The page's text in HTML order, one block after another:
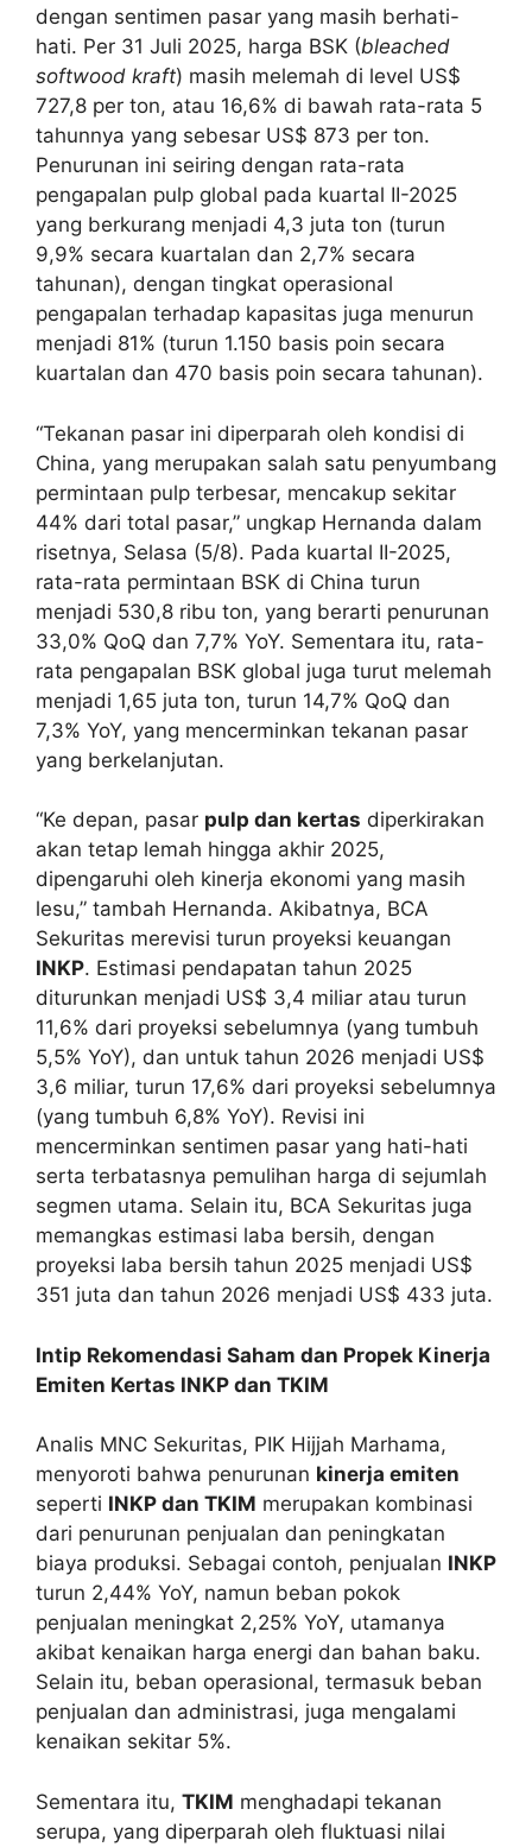
dengan sentimen pasar yang masih berhati-
hati. Per 31 Juli 2025, harga BSK (bleached
softwood kraft) masih melemah di level US$
727,8 per ton, atau 16,6% di bawah rata-rata 5
tahunnya yang sebesar US$ 873 per ton.
Penurunan ini seiring dengan rata-rata
pengapalan pulp global pada kuartal II-2025
yang berkurang menjadi 4,3 juta ton (turun
9,9% secara kuartalan dan 2,7% secara
tahunan), dengan tingkat operasional
pengapalan terhadap kapasitas juga menurun
menjadi 81% (turun 1.150 basis poin secara
kuartalan dan 470 basis poin secara tahunan).
“Tekanan pasar ini diperparah oleh kondisi di
China, yang merupakan salah satu penyumbang
permintaan pulp terbesar, mencakup sekitar
44% dari total pasar,” ungkap Hernanda dalam
risetnya, Selasa (5/8). Pada kuartal II-2025,
rata-rata permintaan BSK di China turun
menjadi 530,8 ribu ton, yang berarti penurunan
33,0% QoQ dan 7,7% YoY. Sementara itu, rata-
rata pengapalan BSK global juga turut melemah
menjadi 1,65 juta ton, turun 14,7% QoQ dan
7,3% YoY, yang mencerminkan tekanan pasar
yang berkelanjutan.
“Ke depan, pasar pulp dan kertas diperkirakan
akan tetap lemah hingga akhir 2025,
dipengaruhi oleh kinerja ekonomi yang masih
lesu,” tambah Hernanda. Akibatnya, BCA
Sekuritas merevisi turun proyeksi keuangan
INKP. Estimasi pendapatan tahun 2025
diturunkan menjadi US$ 3,4 miliar atau turun
11,6% dari proyeksi sebelumnya (yang tumbuh
5,5% YoY), dan untuk tahun 2026 menjadi US$
3,6 miliar, turun 17,6% dari proyeksi sebelumnya
(yang tumbuh 6,8% YoY). Revisi ini
mencerminkan sentimen pasar yang hati-hati
serta terbatasnya pemulihan harga di sejumlah
segmen utama. Selain itu, BCA Sekuritas juga
memangkas estimasi laba bersih, dengan
proyeksi laba bersih tahun 2025 menjadi US$
351 juta dan tahun 2026 menjadi US$ 433 juta.
Intip Rekomendasi Saham dan Propek Kinerja
Emiten Kertas INKP dan TKIM
Analis MNC Sekuritas, PIK Hijjah Marhama,
menyoroti bahwa penurunan kinerja emiten
seperti INKP dan TKIM merupakan kombinasi
dari penurunan penjualan dan peningkatan
biaya produksi. Sebagai contoh, penjualan INKP
turun 2,44% YoY, namun beban pokok
penjualan meningkat 2,25% YoY, utamanya
akibat kenaikan harga energi dan bahan baku.
Selain itu, beban operasional, termasuk beban
penjualan dan administrasi, juga mengalami
kenaikan sekitar 5%.
Sementara itu, TKIM menghadapi tekanan
serupa, yang diperparah oleh fluktuasi nilai